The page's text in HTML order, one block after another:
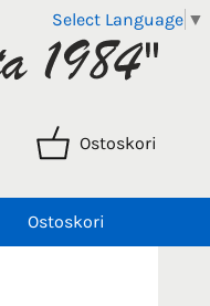
Select Language ▼
Ostoskori
Ostoskori